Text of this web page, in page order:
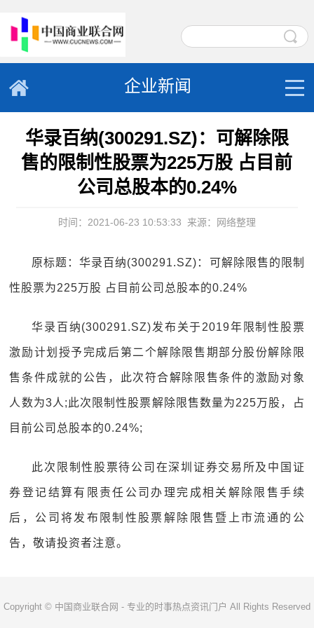
企业新闻
华录百纳(300291.SZ)：可解除限
售的限制性股票为225万股 占目前
公司总股本的0.24%
时间：2021-06-23 10:53:33 来源：网络整理
原标题：华录百纳(300291.SZ)：可解除限售的限制
性股票为225万股 占目前公司总股本的0.24%
华录百纳(300291.SZ)发布关于2019年限制性股票
激励计划授予完成后第二个解除限售期部分股份解除限
售条件成就的公告，此次符合解除限售条件的激励对象
人数为3人;此次限制性股票解除限售数量为225万股，占
目前公司总股本的0.24%;
此次限制性股票待公司在深圳证券交易所及中国证
券登记结算有限责任公司办理完成相关解除限售手续
后，公司将发布限制性股票解除限售暨上市流通的公
告，敬请投资者注意。
Copyright © 中国商业联合网 - 专业的时事热点资讯门户 All Rights Reserved